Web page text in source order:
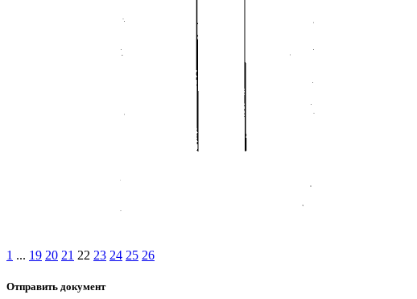
1 ... 19 20 21 22 23 24 25 26
Отправить документ